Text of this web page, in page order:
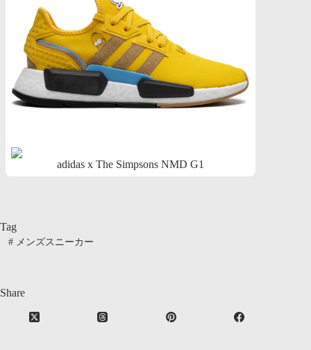
adidas x The Simpsons NMD G1
Tag
#メンズスニーカー
Share